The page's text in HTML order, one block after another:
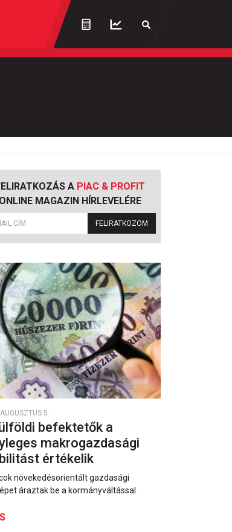
A PIAC & PROFIT
ONLINE MAGAZIN HÍRLEVELÉRE
FELIRATKOZOM
5.
befektetők a
makrogazdasági
értékelik
növekedésorientált gazdasági
áraztak be a kormányváltással.